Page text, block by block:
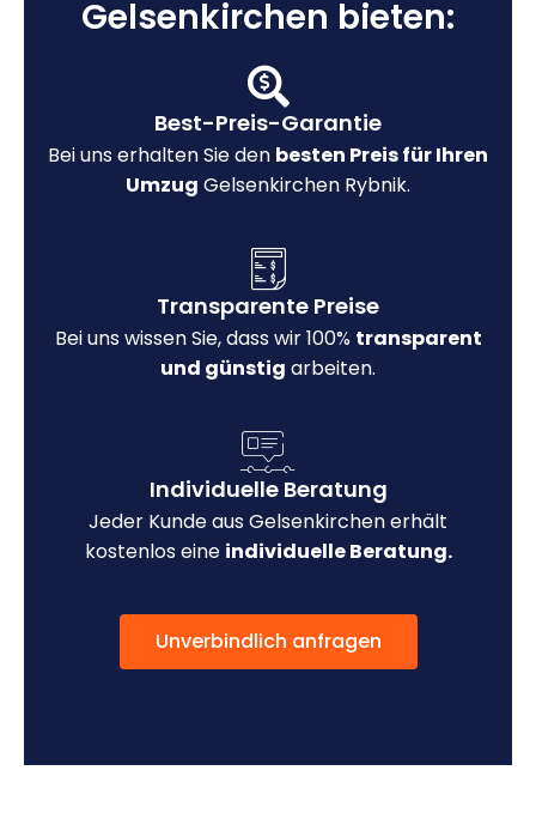
Gelsenkirchen bieten:
Best-Preis-Garantie
Bei uns erhalten Sie den besten Preis für Ihren
Umzug Gelsenkirchen Rybnik.
Transparente Preise
Bei uns wissen Sie, dass wir 100% transparent
und günstig arbeiten.
Individuelle Beratung
Jeder Kunde aus Gelsenkirchen erhält
kostenlos eine individuelle Beratung.
Unverbindlich anfragen